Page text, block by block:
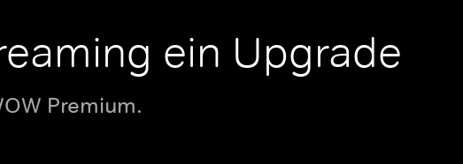
ein Upgrade
Premium.